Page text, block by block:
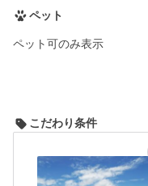
ペット
ペット可のみ表示
こだわり条件